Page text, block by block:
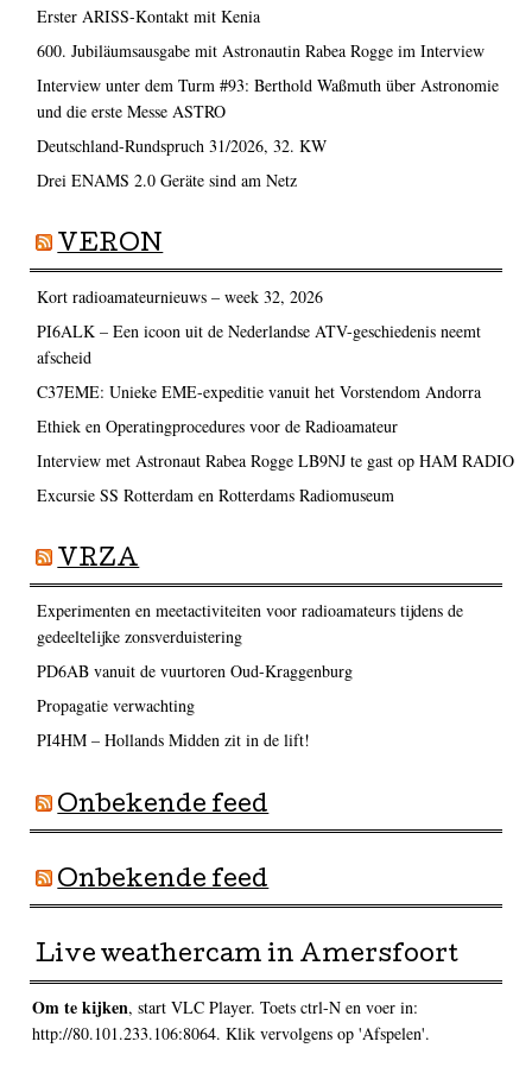
Erster ARISS-Kontakt mit Kenia
600. Jubiläumsausgabe mit Astronautin Rabea Rogge im Interview
Interview unter dem Turm #93: Berthold Waßmuth über Astronomie
und die erste Messe ASTRO
Deutschland-Rundspruch 31/2026, 32. KW
Drei ENAMS 2.0 Geräte sind am Netz
VERON
Kort radioamateurnieuws – week 32, 2026
PI6ALK – Een icoon uit de Nederlandse ATV-geschiedenis neemt
afscheid
C37EME: Unieke EME-expeditie vanuit het Vorstendom Andorra
Ethiek en Operatingprocedures voor de Radioamateur
Interview met Astronaut Rabea Rogge LB9NJ te gast op HAM RADIO
Excursie SS Rotterdam en Rotterdams Radiomuseum
VRZA
Experimenten en meetactiviteiten voor radioamateurs tijdens de
gedeeltelijke zonsverduistering
PD6AB vanuit de vuurtoren Oud-Kraggenburg
Propagatie verwachting
PI4HM – Hollands Midden zit in de lift!
Onbekende feed
Onbekende feed
Live weathercam in Amersfoort
Om te kijken, start VLC Player. Toets ctrl-N en voer in:
http://80.101.233.106:8064. Klik vervolgens op 'Afspelen'.